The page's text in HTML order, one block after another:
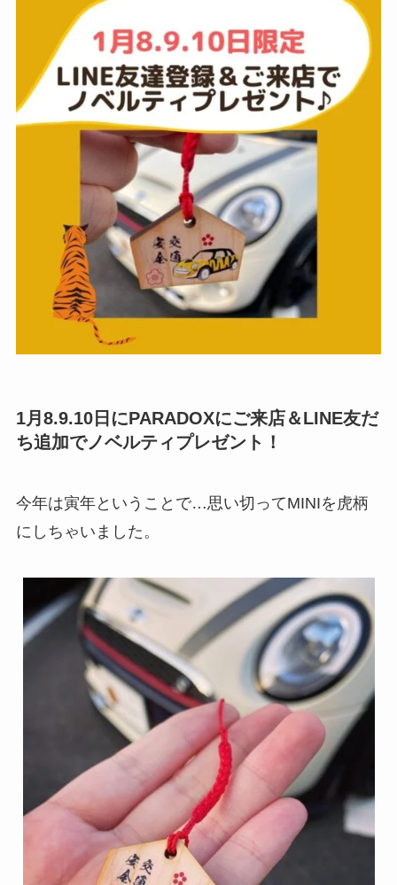
1月8.9.10日にPARADOXにご来店＆LINE友だ
ち追加でノベルティプレゼント！
今年は寅年ということで…思い切ってMINIを虎柄
にしちゃいました。